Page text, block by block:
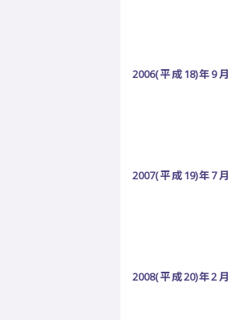
2006(平成18)年9月
2007(平成19)年7月
2008(平成20)年2月